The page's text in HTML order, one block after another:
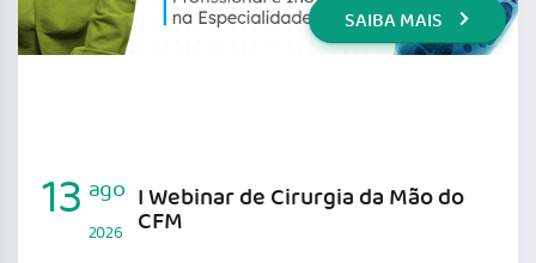
SAIBA MAIS
I Webinar de Cirurgia da Mão do
CFM
13 ago
2026